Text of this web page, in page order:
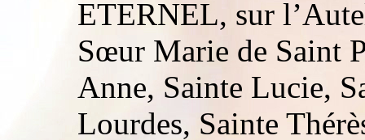
ETERNEL, sur
Sœur Marie de Saint
Anne, Sainte Lucie,
Lourdes, Sainte